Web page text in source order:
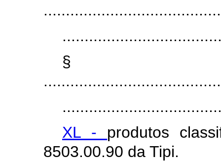
§
XL - produtos
8503.00.90 da Tipi.